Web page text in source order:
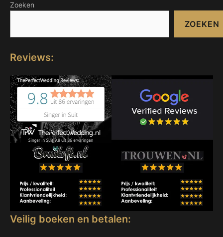
Zoeken
ZOEKEN
Reviews:
Veilig boeken en betalen: